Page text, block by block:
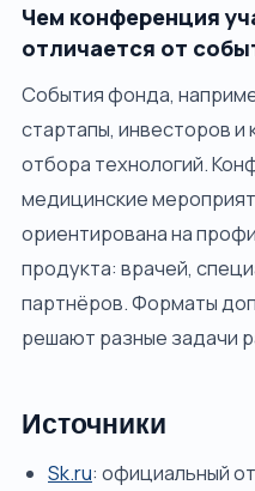
Чем конференция
отличается от
События фонда,
стартапы, инвесторов и
отбора технологий.
медицинские
ориентирована на
продукта: врачей,
партнёров. Форматы
решают разные задачи
Источники
Sk.ru: официальный